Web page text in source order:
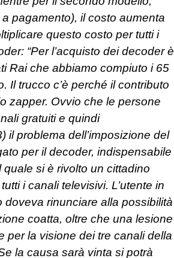
pagamento), il costo aumenta
questo costo per tutti i
“Per l’acquisto dei decoder è
Rai che abbiamo compiuto i 65
Il trucco c’è perché il contributo
zapper. Ovvio che le persone
gratuiti e quindi
il problema dell’imposizione del
per il decoder, indispensabile
si è rivolto un cittadino
i canali televisivi. L’utente in
rinunciare alla possibilità
coatta, oltre che una lesione
per la visione dei tre canali della
la causa sarà vinta si potrà